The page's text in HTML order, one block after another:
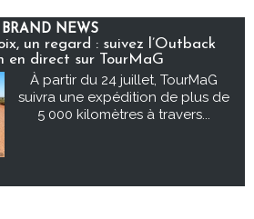
BRAND NEWS
un regard : suivez l’Outback
en direct sur TourMaG
À partir du 24 juillet, TourMaG
suivra une expédition de plus de
5 000 kilomètres à travers...